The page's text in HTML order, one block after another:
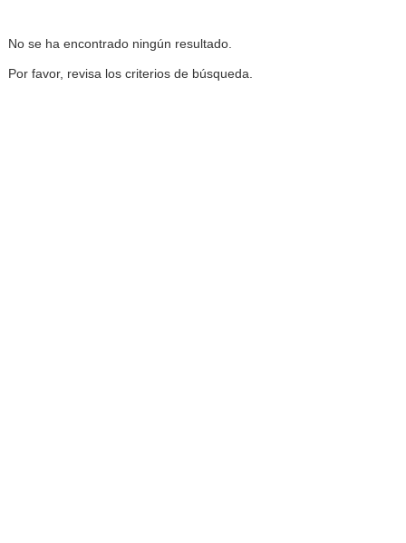
No se ha encontrado ningún resultado.
Por favor, revisa los criterios de búsqueda.